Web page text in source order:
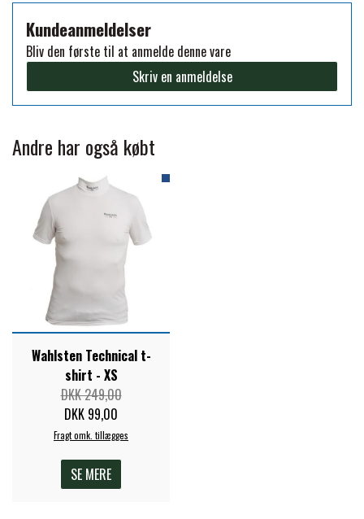
PREMIER EQUINE SADELUNDERLAG
PREMIER EQUINE PADS
PREMIER EQUINE BENBESKYTTELSE
PREMIER EQUINE TRANSPORT
BESKYTTELSE
PREMIER EQUINE KØLETERAPI
PREMIER EQUINE GROOMING & STALD
PREMIER EQUINE RYTTER
HAPPY MOUTH
HEVARI
KÄLLQUIST EQUESTIAN
Kundeanmeldelser
Bliv den første til at anmelde denne vare
Skriv en anmeldelse
Andre har også købt
Wahlsten Technical t-
shirt - XS
DKK 249,00
DKK 99,00
Fragt omk. tillægges
SE MERE